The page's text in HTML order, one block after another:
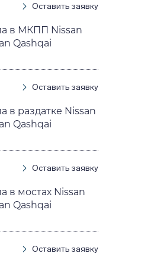
Оставить заявку
в МКПП Nissan
Qashqai
Оставить заявку
в раздатке Nissan
Qashqai
Оставить заявку
в мостах Nissan
Qashqai
Оставить заявку